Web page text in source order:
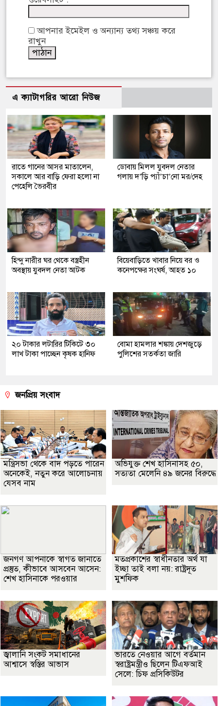
আপনার ইমেইল ও অন্যান্য তথ্য সঞ্চয় করে
রাখুন
এ ক্যাটাগরির আরো নিউজ
রাতে গানের আসর মাতালেন,
সকালে আর বাড়ি ফেরা হলো না
পেহেলি ভৈরবীর
ডোবায় মিলল যুবদল নেতার
গলায় দ’ড়ি প্যাঁ’চা’নো মর/দেহ
হিন্দু নারীর ঘর থেকে বস্ত্রহীন
অবস্থায় যুবদল নেতা আটক
বিয়েবাড়িতে খাবার নিয়ে বর ও
কনেপক্ষের সংঘর্ষ, আহত ১০
২০ টাকার লটারির টিকিটে ৩০
লাখ টাকা পাচ্ছেন কৃষক হানিফ
বোমা হামলার শঙ্কায় দেশজুড়ে
পুলিশের সতর্কতা জারি
জনপ্রিয় সংবাদ
মন্ত্রিসভা থেকে বাদ পড়তে পারেন
অনেকেই, নতুন করে আলোচনায়
যেসব নাম
অভিযুক্ত শেখ হাসিনাসহ ৫০,
সত্যতা মেলেনি ৪৯ জনের বিরুদ্ধে
জনগণ আপনাকে স্বাগত জানাতে
প্রস্তুত, কীভাবে আসবেন আসেন:
শেখ হাসিনাকে পরওয়ার
মতপ্রকাশের স্বাধীনতার অর্থ যা
ইচ্ছা তাই বলা নয়: রাষ্ট্রদূত
মুশফিক
জ্বালানি সংকট সমাধানের
আশ্বাসে স্বস্তির আভাস
ভারতে নেওয়ার আগে বর্তমান
স্বরাষ্ট্রমন্ত্রীও ছিলেন টিএফআই
সেলে: চিফ প্রসিকিউটর